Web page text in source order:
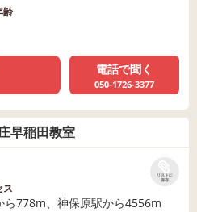
齢
電話で聞く
050-1726-3377
早稲田教室
リストに
保存
ス
ら778m、神保原駅から4556m